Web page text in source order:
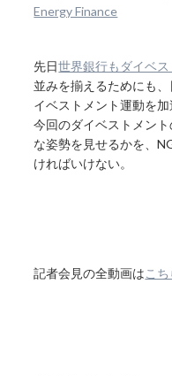
Energy Finance
先日世界銀行もダイベ
並みを揃えるためにも
イベストメント運動を
今回のダイベストメン
な姿勢を見せるかを、
ければいけない。
記者会見の全動画はこち